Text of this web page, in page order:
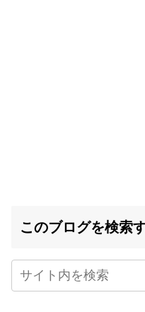
このブログを検索